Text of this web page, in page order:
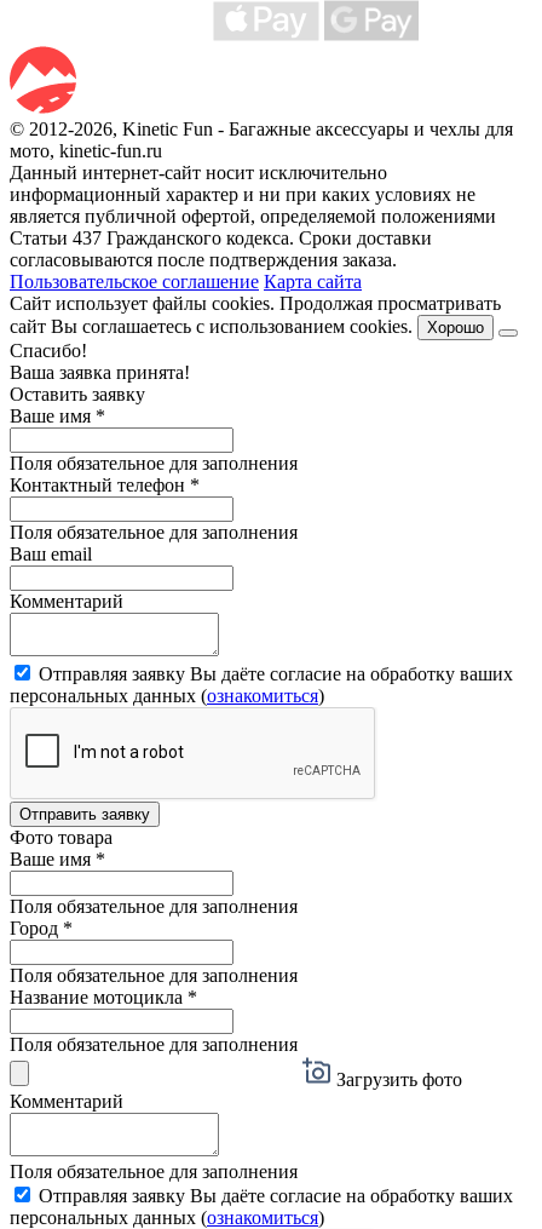
© 2012-2026, Kinetic Fun - Багажные аксессуары и чехлы для
мото, kinetic-fun.ru
Данный интернет-сайт носит исключительно
информационный характер и ни при каких условиях не
является публичной офертой, определяемой положениями
Статьи 437 Гражданского кодекса. Сроки доставки
согласовываются после подтверждения заказа.
Пользовательское соглашение Карта сайта
Сайт использует файлы cookies. Продолжая просматривать
сайт Вы соглашаетесь с использованием cookies.
Хорошо
Спасибо!
Ваша заявка принята!
Оставить заявку
Ваше имя *
Поля обязательное для заполнения
Контактный телефон *
Поля обязательное для заполнения
Ваш email
Комментарий
Отправляя заявку Вы даёте согласие на обработку ваших
персональных данных (ознакомиться)
Отправить заявку
Фото товара
Ваше имя *
Поля обязательное для заполнения
Город *
Поля обязательное для заполнения
Название мотоцикла *
Поля обязательное для заполнения
Загрузить фото
Комментарий
Поля обязательное для заполнения
Отправляя заявку Вы даёте согласие на обработку ваших
персональных данных (ознакомиться)